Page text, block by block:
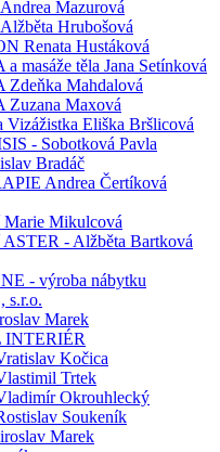
Mazurová
Hrubošová
Renata Hustáková
masáže těla Jana Setínková
Mahdalová
Maxová
Vizážistka Eliška Bršlicová
- Sobotková Pavla
Bradáč
Andrea Čertíková
Mikulcová
- Alžběta Bartková
- výroba nábytku
s.r.o.
Marek
Kočica
Trtek
Okrouhlecký
Soukeník
Marek